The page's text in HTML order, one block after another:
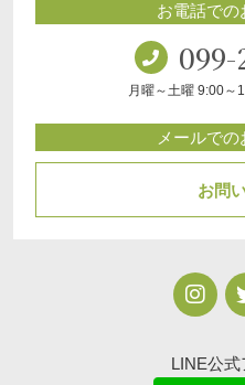
お電話での
月曜～土曜 9:00～
メールで
お問
LINE公式